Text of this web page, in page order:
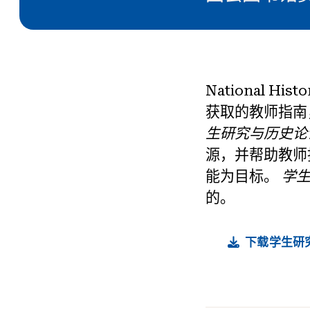
National
获取的教师指
生研究与历史
源，并帮助教
能为目标。 学
的。
下载学生研